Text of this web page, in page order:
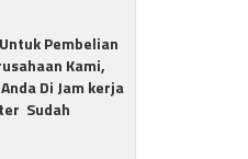
Pembelian
Kami,
Di Jam kerja
Sudah